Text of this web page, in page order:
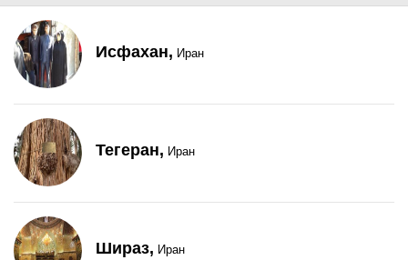
Исфахан, Иран
Тегеран, Иран
Шираз, Иран